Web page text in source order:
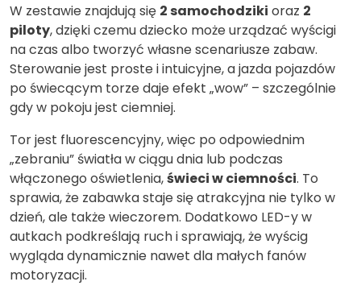
W zestawie znajdują się 2 samochodziki oraz 2
piloty, dzięki czemu dziecko może urządzać wyścigi
na czas albo tworzyć własne scenariusze zabaw.
Sterowanie jest proste i intuicyjne, a jazda pojazdów
po świecącym torze daje efekt „wow” – szczególnie
gdy w pokoju jest ciemniej.
Tor jest fluorescencyjny, więc po odpowiednim
„zebraniu” światła w ciągu dnia lub podczas
włączonego oświetlenia,świeci w ciemności. To
sprawia, że zabawka staje się atrakcyjna nie tylko w
dzień, ale także wieczorem. Dodatkowo LED-y w
autkach podkreślają ruch i sprawiają, że wyścig
wygląda dynamicznie nawet dla małych fanów
motoryzacji.